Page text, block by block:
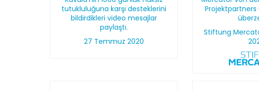
tutukluluğuna karşı desteklerini
bildirdikleri video mesajlar
paylaştı.
27 Temmuz 2020
Projektpartners
Stiftung